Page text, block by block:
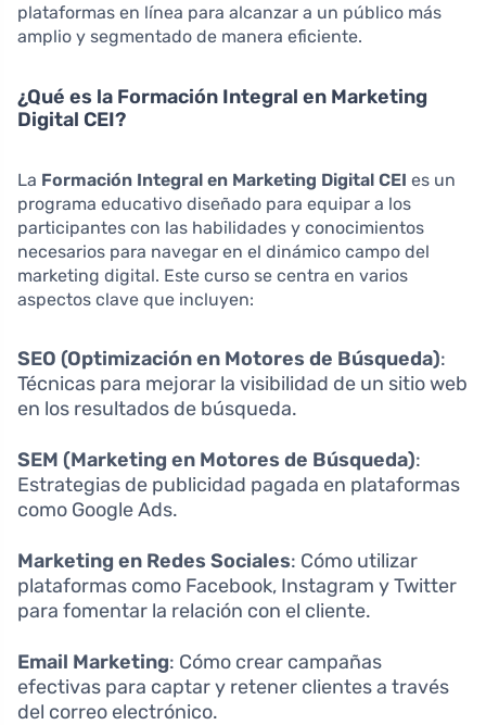
plataformas en línea para alcanzar a un público más
amplio y segmentado de manera eficiente.
¿Qué es la Formación Integral en Marketing
Digital CEI?
La Formación Integral en Marketing Digital CEI es un
programa educativo diseñado para equipar a los
participantes con las habilidades y conocimientos
necesarios para navegar en el dinámico campo del
marketing digital. Este curso se centra en varios
aspectos clave que incluyen:
SEO (Optimización en Motores de Búsqueda):
Técnicas para mejorar la visibilidad de un sitio web
en los resultados de búsqueda.
SEM (Marketing en Motores de Búsqueda):
Estrategias de publicidad pagada en plataformas
como Google Ads.
Marketing en Redes Sociales: Cómo utilizar
plataformas como Facebook, Instagram y Twitter
para fomentar la relación con el cliente.
Email Marketing: Cómo crear campañas
efectivas para captar y retener clientes a través
del correo electrónico.